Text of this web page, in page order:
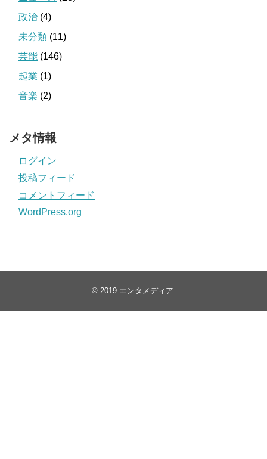
政治 (4)
未分類 (11)
芸能 (146)
起業 (1)
音楽 (2)
メタ情報
ログイン
投稿フィード
コメントフィード
WordPress.org
© 2019 エンタメディア.